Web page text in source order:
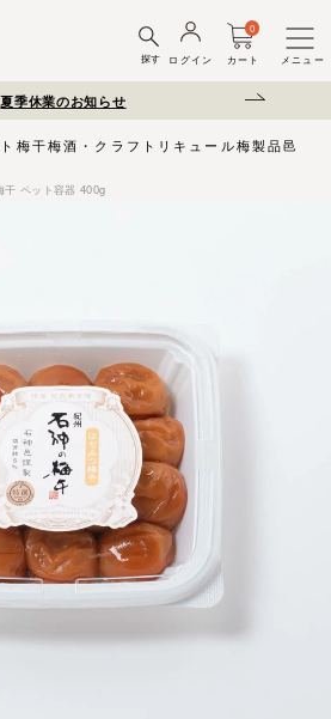
探す ログイン カート
0
メニュー
夏季休業のお知らせ 弊社を装った偽
梅干梅酒・クラフトリキュール梅製品邑じ
干 ペット容器 400g